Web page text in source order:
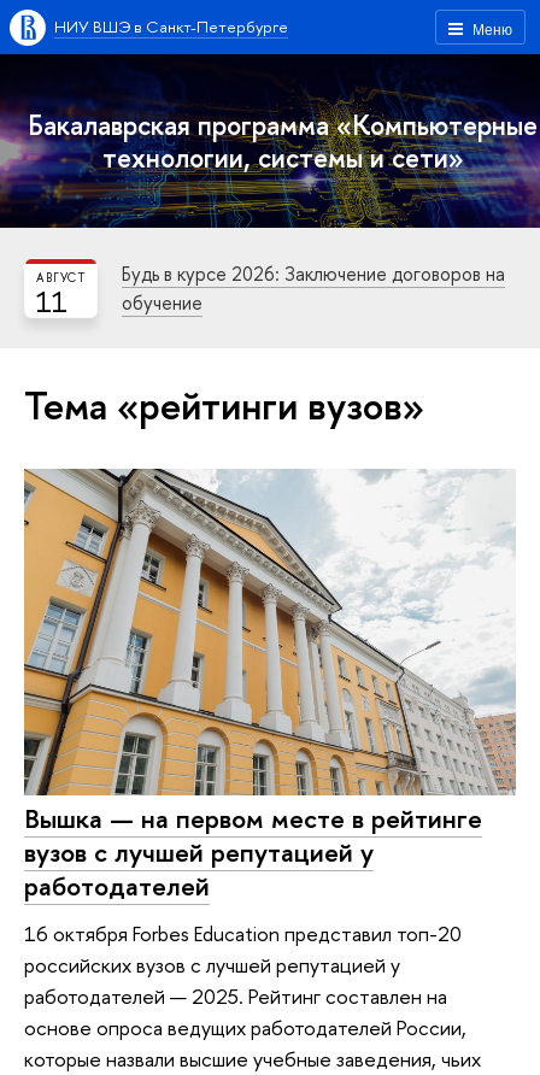
Меню
НИУ ВШЭ в Санкт-Петербурге
Бакалаврская программа «Компьютерные
технологии, системы и сети»
11
АВГУСТ
Будь в курсе 2026: Заключение договоров на
обучение
Тема «рейтинги вузов»
Вышка — на первом месте в рейтинге
вузов с лучшей репутацией у
работодателей
16 октября Forbes Education представил топ-20
российских вузов с лучшей репутацией у
работодателей — 2025. Рейтинг составлен на
основе опроса ведущих работодателей России,
которые назвали высшие учебные заведения, чьих